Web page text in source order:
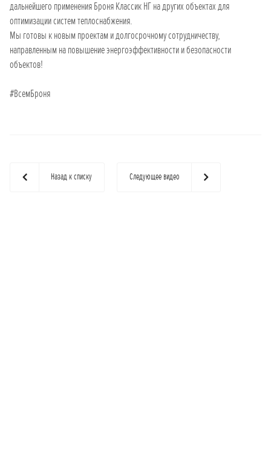
дальнейшего применения Броня Классик НГ на других объектах для
оптимизации систем теплоснабжения.
Мы готовы к новым проектам и долгосрочному сотрудничеству,
направленным на повышение энергоэффективности и безопасности
объектов!
#ВсемБроня
Назад к списку Следующее видео